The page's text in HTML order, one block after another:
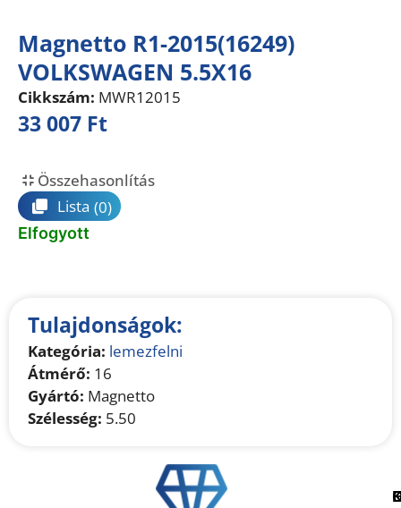
Magnetto R1-2015(16249)
VOLKSWAGEN 5.5X16
Cikkszám: MWR12015
33 007 Ft
Összehasonlítás
Lista (0)
Elfogyott
Tulajdonságok:
Kategória: lemezfelni
Átmérő: 16
Gyártó: Magnetto
Szélesség: 5.50
K
K